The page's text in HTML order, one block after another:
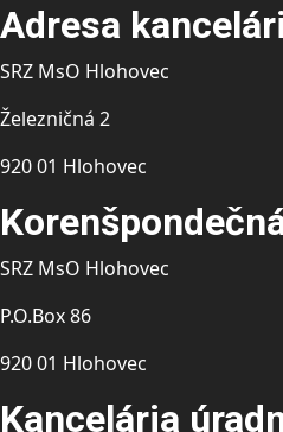
Adresa
SRZ MsO Hlohovec
Železničná 2
920 01 Hlohovec
SRZ MsO Hlohovec
P.O.Box 86
920 01 Hlohovec
Kancelária